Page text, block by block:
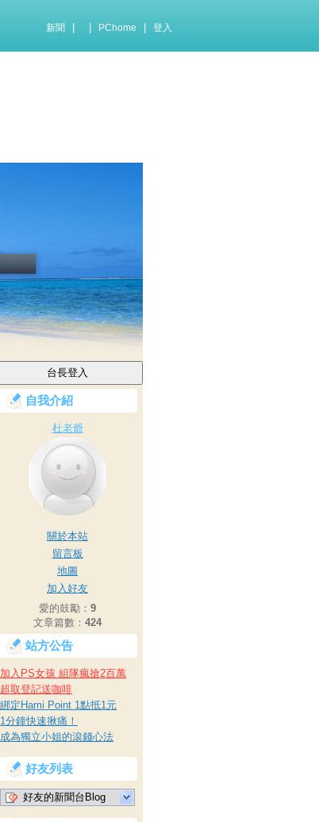
新聞 PChome 登入
自我介紹
杜老爺
關於本站
留言板
地圖
加入好友
愛的鼓勵： 9
文章篇數： 424
站方公告
加入PS女孩 組隊瘋搶2百萬
超取登記送咖啡
綁定Hami Point 1點抵1元
1分鐘快速揪痛！
成為獨立小姐的滾錢心法
好友列表
好友的新聞台Blog